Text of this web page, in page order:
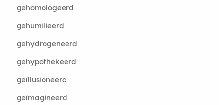
gehomologeerd
gehumilieerd
gehydrogeneerd
gehypothekeerd
geïllusioneerd
geïmagineerd